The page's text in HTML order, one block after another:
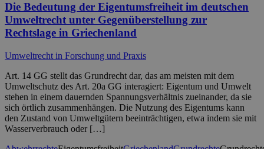
Die Bedeutung der Eigentumsfreiheit im deutschen
Umweltrecht unter Gegenüberstellung zur
Rechtslage in Griechenland
Umweltrecht in Forschung und Praxis
Art. 14 GG stellt das Grundrecht dar, das am meisten mit dem
Umweltschutz des Art. 20a GG interagiert: Eigentum und Umwelt
stehen in einem dauernden Spannungsverhältnis zueinander, da sie
sich örtlich zusammenhängen. Die Nutzung des Eigentums kann
den Zustand von Umweltgütern beeinträchtigen, etwa indem sie mit
Wasserverbrauch oder […]